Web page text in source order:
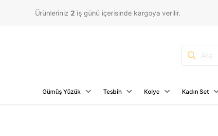
Ürünleriniz 2 iş günü içerisinde kargoya verilir.
Gümüş Yüzük Tesbih Kolye Kadın Set